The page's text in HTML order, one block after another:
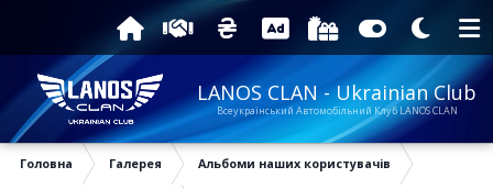
LANOS CLAN - Ukrainian Club
Всеукраїнський Автомобільний Клуб LANOS CLAN
Головна Галерея Альбоми наших користувачів